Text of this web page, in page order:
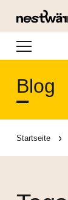
Navigation
Blog
Startseite